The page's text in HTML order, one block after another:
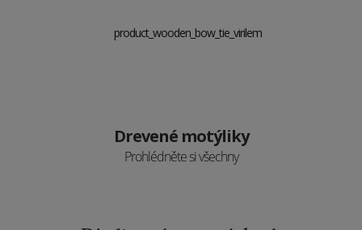
Drevené motýliky
Prohlédněte si všechny